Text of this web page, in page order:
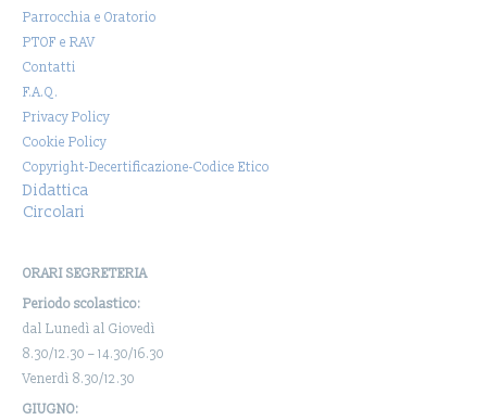
Parrocchia e Oratorio
PTOF e RAV
Contatti
F.A.Q.
Privacy Policy
Cookie Policy
Copyright-Decertificazione-Codice Etico
Didattica
Circolari
ORARI SEGRETERIA
Periodo scolastico:
dal Lunedì al Giovedì
8.30/12.30 – 14.30/16.30
Venerdì 8.30/12.30
GIUGNO: